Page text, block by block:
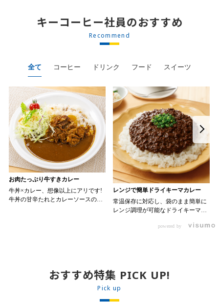
キーコーヒー社員のおすすめ
Recommend
全て コーヒー ドリンク フード スイーツ
お肉たっぷり牛すきカレー
牛丼×カレー、想像以上にアリです!
牛丼の甘辛たれとカレーソースのス
丼の素を中央にのせます。 3. 手前
からカレーソースをかけ、サラダを
盛りつけます。 ※牛丼の素のたれを
レンジで簡単ドライキーマカレー
常温保存に対応し、袋のまま簡単に
レンジ調理が可能なドライキーマカ
オリジナルメニューにアレンジも可
powered by
おすすめ特集 PICK UP!
Pick up